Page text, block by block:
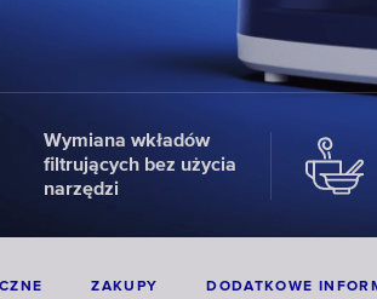
Wymiana wkładów
filtrujących bez użycia
narzędzi
ZAKUPY DODATKOWE